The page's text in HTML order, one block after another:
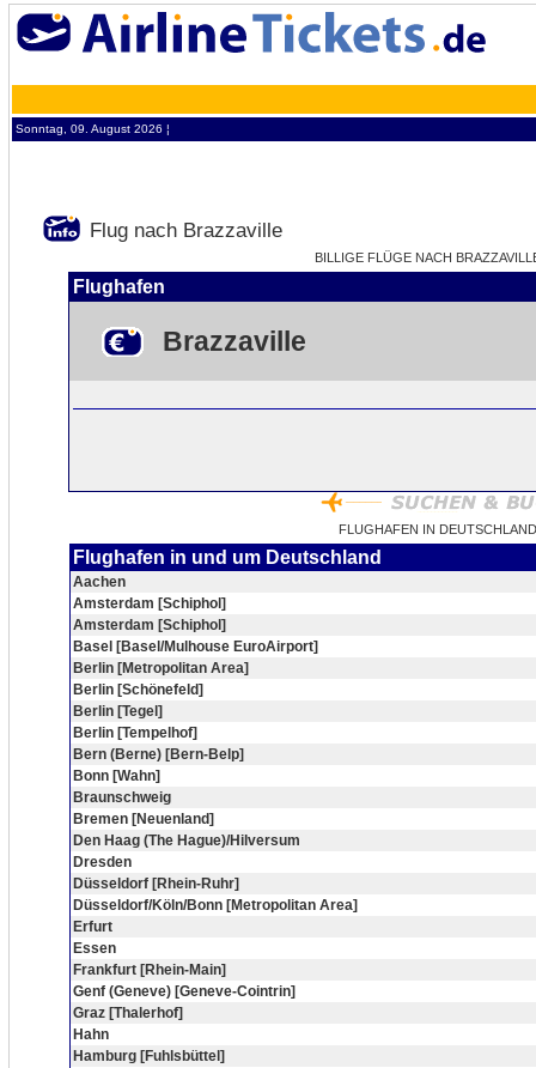
Sonntag, 09. August 2026 ¦
Flug nach Brazzaville
BILLIGE FLÜGE NACH
Flughafen
Brazzaville
FLUGHAFEN IN
Flughafen in und um Deutschland
Aachen
Amsterdam [Schiphol]
Amsterdam [Schiphol]
Basel [Basel/Mulhouse EuroAirport]
Berlin [Metropolitan Area]
Berlin [Schönefeld]
Berlin [Tegel]
Berlin [Tempelhof]
Bern (Berne) [Bern-Belp]
Bonn [Wahn]
Braunschweig
Bremen [Neuenland]
Den Haag (The Hague)/Hilversum
Dresden
Düsseldorf [Rhein-Ruhr]
Düsseldorf/Köln/Bonn [Metropolitan Area]
Erfurt
Essen
Frankfurt [Rhein-Main]
Genf (Geneve) [Geneve-Cointrin]
Graz [Thalerhof]
Hahn
Hamburg [Fuhlsbüttel]